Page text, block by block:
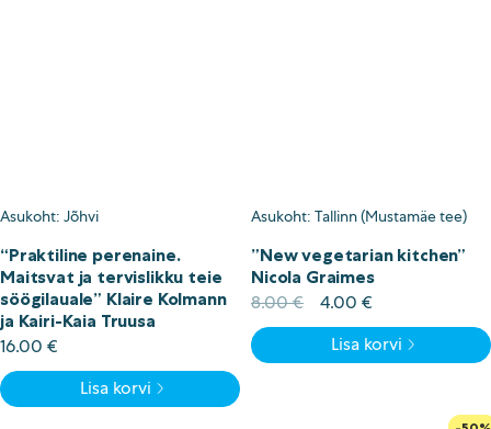
Asukoht: Jõhvi
“Praktiline perenaine.
Maitsvat ja tervislikku teie
söögilauale” Klaire Kolmann
ja Kairi-Kaia Truusa
16.00 €
Lisa korvi
Asukoht: Tallinn (Mustamäe tee)
”New vegetarian kitchen”
Nicola Graimes
8.00€
Algne
hind
oli:
8.00 €.
4.00 €Current
price
is:
4.00 €.
Lisa korvi